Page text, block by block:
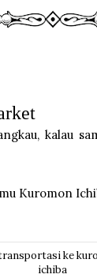
kalau
Kuromon